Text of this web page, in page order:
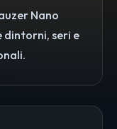
Nano
dintorni, seri e